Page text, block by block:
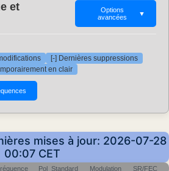
et
Options
avancées
▼
[-] Dernières suppressions
en clair
mises à jour: 2026-07-28
00:07 CET
Pol Standard Modulation SR/FEC